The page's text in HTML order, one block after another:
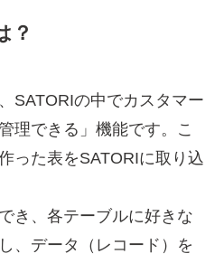
？
SATORIの中でカスタマー
理できる」機能です。こ
った表をSATORIに取り込
き、各テーブルに好きな
、データ（レコード）を